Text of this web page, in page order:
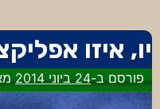
יו, איזו
פורסם ב-24 ביוני 2014